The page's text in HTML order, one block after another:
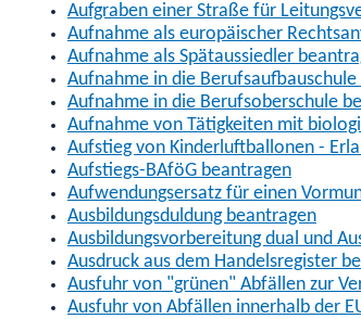
Aufgraben einer Straße für
Aufnahme als europäischer
Aufnahme als Spätaussiedler
Aufnahme in die
Aufnahme in die Berufsoberschule
Aufnahme von Tätigkeiten mit
Aufstieg von Kinderluftballonen -
Aufstiegs-BAföG beantragen
Aufwendungsersatz für einen
Ausbildungsduldung beantragen
Ausbildungsvorbereitung dual und
Ausdruck aus dem Handelsregister
Ausfuhr von "grünen" Abfällen zur
Ausfuhr von Abfällen innerhalb der